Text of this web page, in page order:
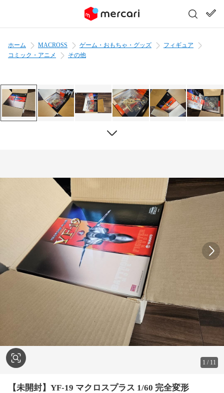
ホーム MACROSS ゲーム・おもちゃ・グッズ
フィギュア
コミック・アニメ
その他
1 / 11
【未開封】YF-19 マクロスプラス 1/60 完全変形